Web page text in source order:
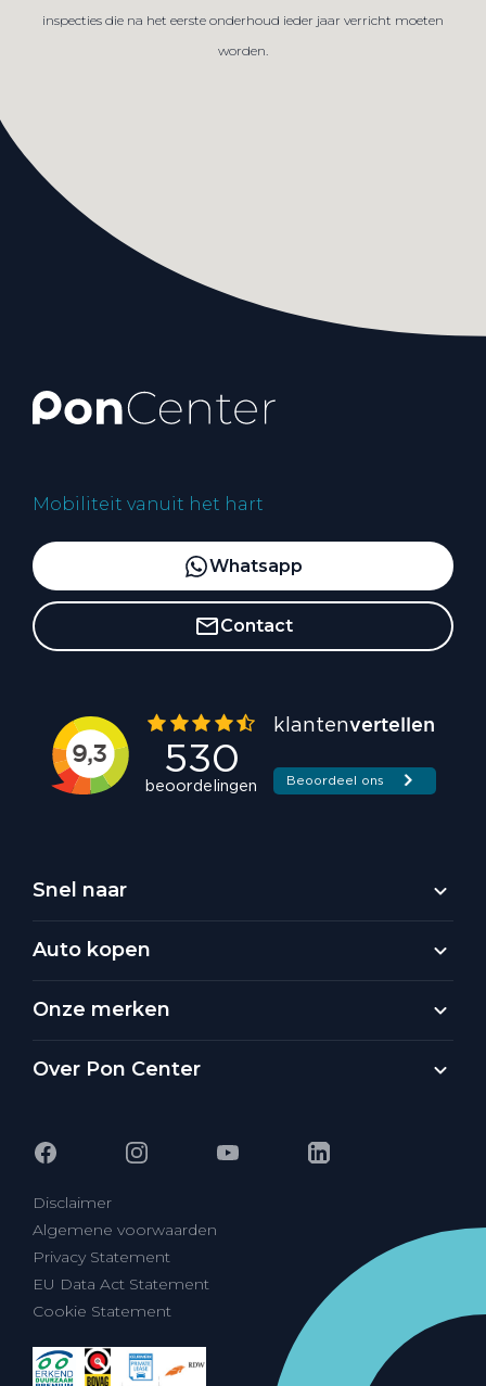
inspecties die na het eerste onderhoud ieder jaar verricht moeten
worden.
Mobiliteit vanuit het hart
Whatsapp
Contact
Snel naar
Auto kopen
Onze merken
Over Pon Center
Disclaimer
Algemene voorwaarden
Privacy Statement
EU Data Act Statement
Cookie Statement